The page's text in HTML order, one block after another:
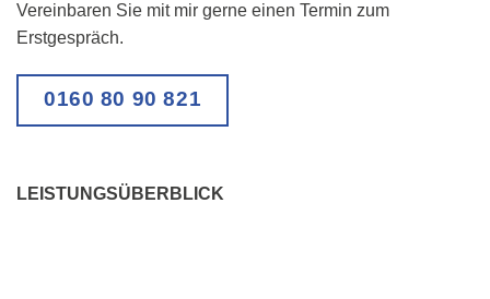
Vereinbaren Sie mit mir gerne einen Termin zum
Erstgespräch.
0160 80 90 821
LEISTUNGSÜBERBLICK